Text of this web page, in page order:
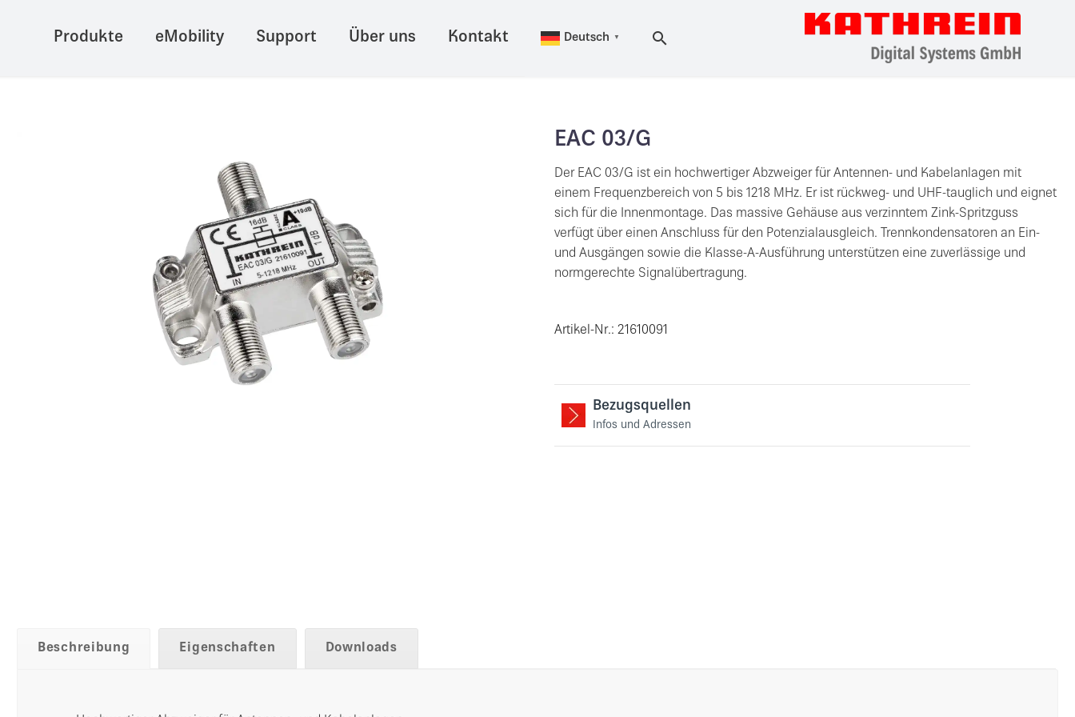
Produkte eMobility Support Über uns Kontakt Deutsch ▼
EAC 03/G
Der EAC 03/G ist ein hochwertiger Abzweiger für Antennen- und Kabelanlagen mit
einem Frequenzbereich von 5 bis 1218 MHz. Er ist rückweg- und UHF-tauglich und eignet
sich für die Innenmontage. Das massive Gehäuse aus verzinntem Zink-Spritzguss
verfügt über einen Anschluss für den Potenzialausgleich. Trennkondensatoren an Ein-
und Ausgängen sowie die Klasse-A-Ausführung unterstützen eine zuverlässige und
normgerechte Signalübertragung.
Artikel-Nr.: 21610091
Bezugsquellen
Infos und Adressen
Beschreibung Eigenschaften Downloads